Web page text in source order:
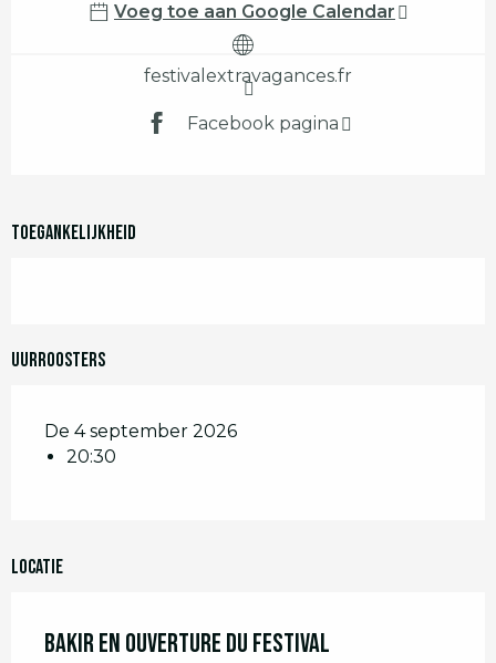
Voeg toe aan Google Calendar
festivalextravagances.fr
Facebook pagina
Toegankelijkheid
Uurroosters
De 4 september 2026
20:30
Locatie
BAKIR en ouverture du festival